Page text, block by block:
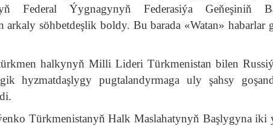
Federal Ýygnagynyň Federasiýa Geňeşiniň
söhbetdeşlik boldy. Bu barada «Watan» habarlar
halkynyň Milli Lideri Türkmenistan bilen
hyzmatdaşlygy pugtalandyrmaga uly şahsy
Türkmenistanyň Halk Maslahatynyň Başlygyna iki